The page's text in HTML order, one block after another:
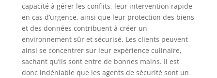
capacité à gérer les conflits, leur intervention rapide
en cas d’urgence, ainsi que leur protection des biens
et des données contribuent à créer un
environnement sûr et sécurisé. Les clients peuvent
ainsi se concentrer sur leur expérience culinaire,
sachant qu’ils sont entre de bonnes mains. Il est
donc indéniable que les agents de sécurité sont un